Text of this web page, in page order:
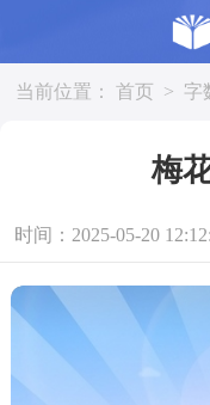
当前位置： 首页 > 字
梅
时间：2025-05-20